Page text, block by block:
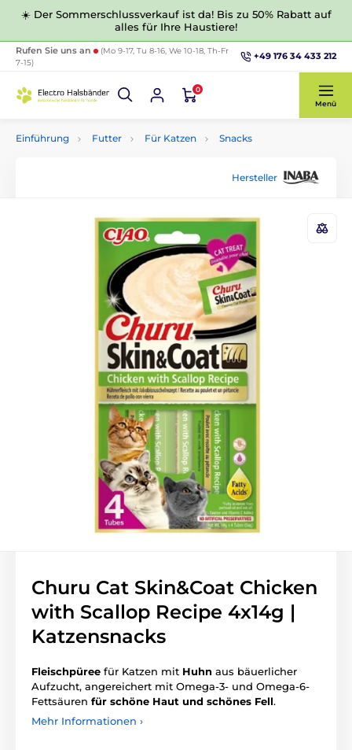
☀️ Der Sommerschlussverkauf ist da! Bis zu 50% Rabatt auf
alles für Ihre Haustiere!
Rufen Sie uns an
(Mo 9-17, Tu 8-16, We 10-18, Th-Fr
7-15)
+49 176 34 433 212
0
Menü
Einführung Futter Für Katzen Snacks
Hersteller
Churu Cat Skin&Coat Chicken
with Scallop Recipe 4x14g |
Katzensnacks
Fleischpüree für Katzen mit Huhn aus bäuerlicher
Aufzucht, angereichert mit Omega-3- und Omega-6-
Fettsäuren für schöne Haut und schönes Fell.
Mehr Informationen ›